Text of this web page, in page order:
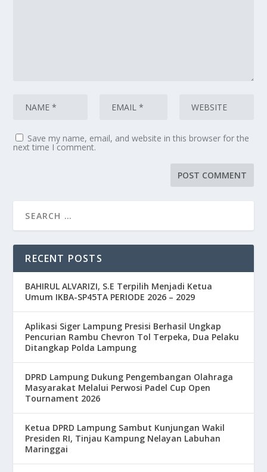
Save my name, email, and website in this browser for the
next time I comment.
RECENT POSTS
BAHIRUL ALVARIZI, S.E Terpilih Menjadi Ketua
Umum IKBA-SP45TA PERIODE 2026 – 2029
Aplikasi Siger Lampung Presisi Berhasil Ungkap
Pencurian Rambu Chevron Tol Terpeka, Dua Pelaku
Ditangkap Polda Lampung
DPRD Lampung Dukung Pengembangan Olahraga
Masyarakat Melalui Perwosi Padel Cup Open
Tournament 2026
Ketua DPRD Lampung Sambut Kunjungan Wakil
Presiden RI, Tinjau Kampung Nelayan Labuhan
Maringgai